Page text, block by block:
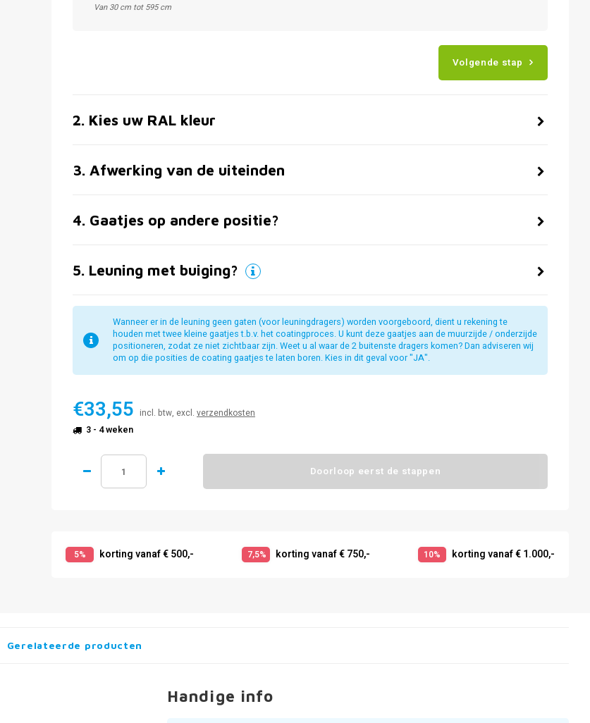
Van 30 cm tot 595 cm
Volgende stap
2. Kies uw RAL kleur
3. Afwerking van de uiteinden
4. Gaatjes op andere positie?
5. Leuning met buiging?
Wanneer er in de leuning geen gaten (voor leuningdragers) worden voorgeboord, dient u rekening te
houden met twee kleine gaatjes t.b.v. het coatingproces. U kunt deze gaatjes aan de muurzijde / onderzijde
positioneren, zodat ze niet zichtbaar zijn. Weet u al waar de 2 buitenste dragers komen? Dan adviseren wij
om op die posities de coating gaatjes te laten boren. Kies in dit geval voor "JA".
€33,55 incl. btw, excl. verzendkosten
3 - 4 weken
Doorloop eerst de stappen
5% korting vanaf € 500,- 7,5% korting vanaf € 750,- 10% korting vanaf € 1.000,-
Gerelateerde producten
Handige info